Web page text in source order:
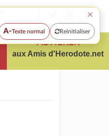
×
A-Texte normal Reinitialiser
ADHÉRER
aux Amis d'Herodote.net